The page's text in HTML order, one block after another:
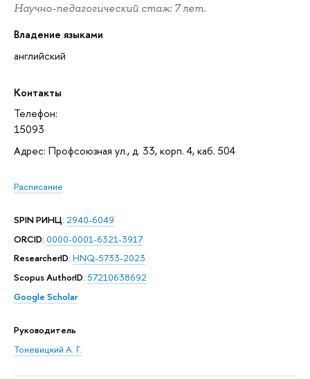
Научно-педагогический стаж: 7 лет.
Владение языками
английский
Контакты
Телефон:
15093
Адрес: Профсоюзная ул., д. 33, корп. 4, каб. 504
Расписание
SPIN РИНЦ: 2940-6049
ORCID: 0000-0001-6321-3917
ResearcherID: HNQ-5733-2023
Scopus AuthorID: 57210638692
Google Scholar
Руководитель
Тоневицкий А. Г.